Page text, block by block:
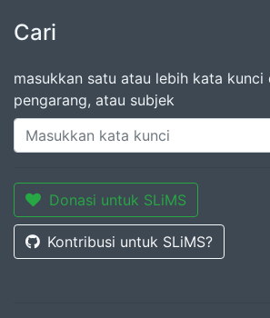
Cari
masukkan satu atau lebih kata kunci
pengarang, atau subjek
Donasi untuk SLiMS
Kontribusi untuk SLiMS?